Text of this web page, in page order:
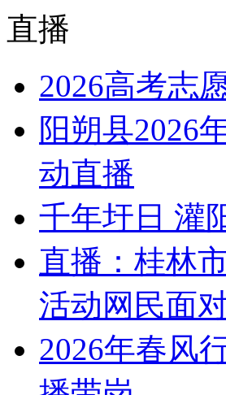
直播
2026高考志
阳朔县2026
动直播
千年圩日 灌
直播：桂林
活动网民面
2026年春风